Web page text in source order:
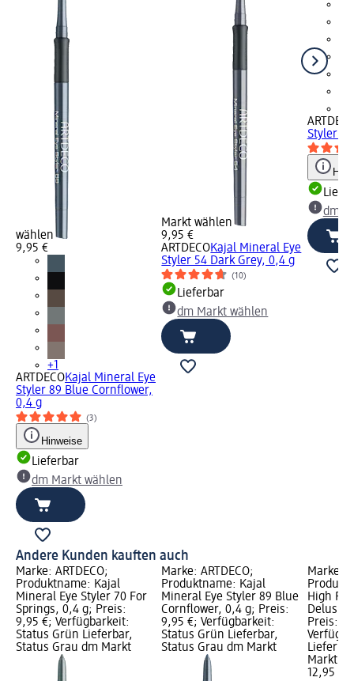
wählen
9,95 €
+1
ARTDECOKajal Mineral Eye
Styler 89 Blue Cornflower,
0,4 g
(3)
Hinweise
Lieferbar
dm Markt wählen
Markt wählen
9,95 €
ARTDECOKajal Mineral Eye
Styler 54 Dark Grey, 0,4 g
(10)
Lieferbar
dm Markt wählen
Styler
dm
Andere Kunden kauften auch
Marke: ARTDECO;
Produktname: Kajal
Mineral Eye Styler 70 For
Springs, 0,4 g; Preis:
9,95 €; Verfügbarkeit:
Status Grün Lieferbar,
Status Grau dm Markt
Marke: ARTDECO;
Produktname: Kajal
Mineral Eye Styler 89 Blue
Cornflower, 0,4 g; Preis:
9,95 €; Verfügbarkeit:
Status Grün Lieferbar,
Status Grau dm Markt
Marke:
High
Preis:
Markt
12,95 €